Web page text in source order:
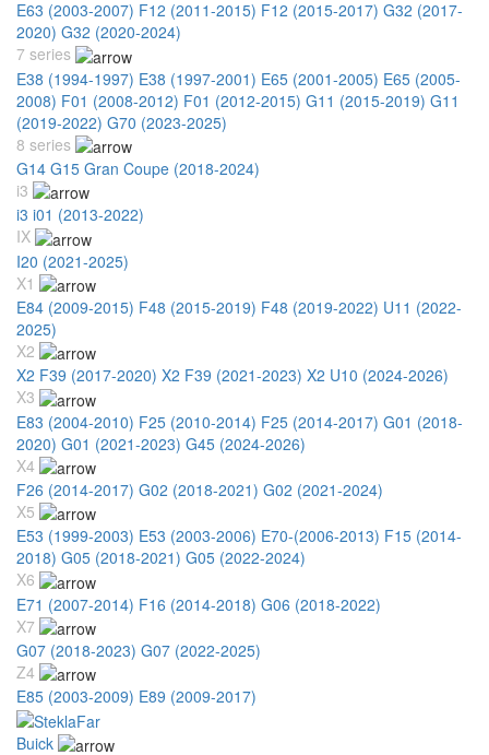
E63 (2003-2007) F12 (2011-2015) F12 (2015-2017) G32 (2017-
2020) G32 (2020-2024)
7 series
E38 (1994-1997) E38 (1997-2001) E65 (2001-2005) E65 (2005-
2008) F01 (2008-2012) F01 (2012-2015) G11 (2015-2019) G11
(2019-2022) G70 (2023-2025)
8 series
G14 G15 Gran Coupe (2018-2024)
i3
i3 i01 (2013-2022)
IX
I20 (2021-2025)
X1
E84 (2009-2015) F48 (2015-2019) F48 (2019-2022) U11 (2022-
2025)
X2
X2 F39 (2017-2020) X2 F39 (2021-2023) X2 U10 (2024-2026)
X3
E83 (2004-2010) F25 (2010-2014) F25 (2014-2017) G01 (2018-
2020) G01 (2021-2023) G45 (2024-2026)
X4
F26 (2014-2017) G02 (2018-2021) G02 (2021-2024)
X5
E53 (1999-2003) E53 (2003-2006) E70-(2006-2013) F15 (2014-
2018) G05 (2018-2021) G05 (2022-2024)
X6
E71 (2007-2014) F16 (2014-2018) G06 (2018-2022)
X7
G07 (2018-2023) G07 (2022-2025)
Z4
E85 (2003-2009) E89 (2009-2017)
Buick